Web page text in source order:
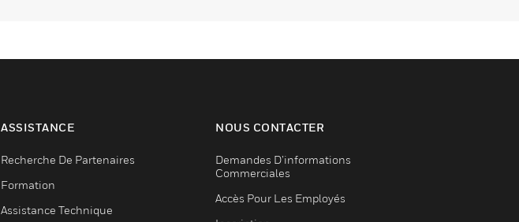
ASSISTANCE
Recherche De Partenaires
Formation
Assistance Technique
NOUS CONTACTER
Demandes D’informations
Commerciales
Accès Pour Les Employés